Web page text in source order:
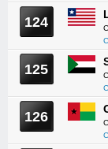
124
125
126